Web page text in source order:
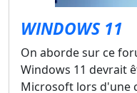
WINDOWS 11
On aborde sur ce
Windows 11 devrait
Microsoft lors d'une